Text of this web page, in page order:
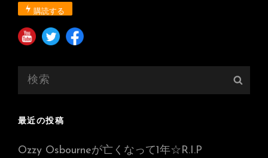
購読する
索
最近の投稿
Ozzy Osbourneが亡くなって1年☆R.I.P